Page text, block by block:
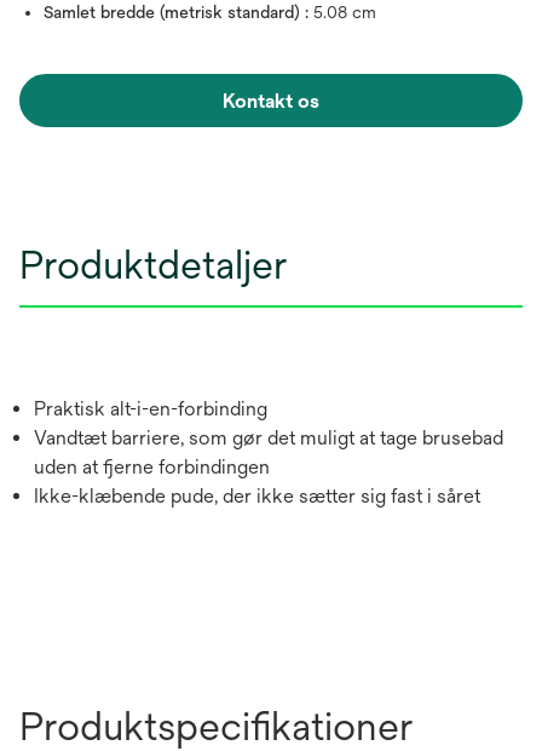
Samlet bredde (metrisk standard) : 5.08 cm
Kontakt os
Produktdetaljer
Praktisk alt-i-en-forbinding
Vandtæt barriere, som gør det muligt at tage brusebad
uden at fjerne forbindingen
Ikke-klæbende pude, der ikke sætter sig fast i såret
Produktspecifikationer